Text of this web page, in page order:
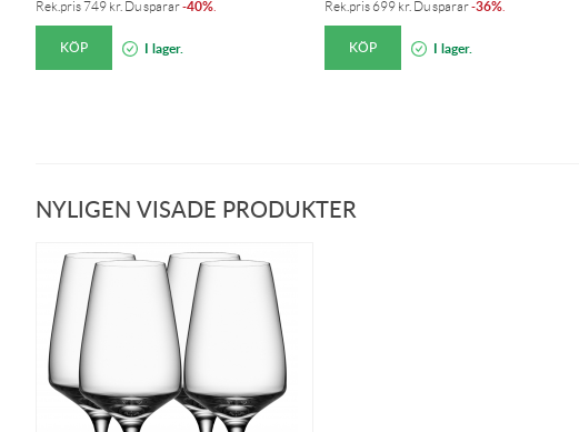
Rek.pris749 kr. Du sparar-40%
KÖP I lager.
Rek.pris 699 kr. Du sparar-36%
KÖP I lager.
NYLIGEN VISADE PRODUKTER